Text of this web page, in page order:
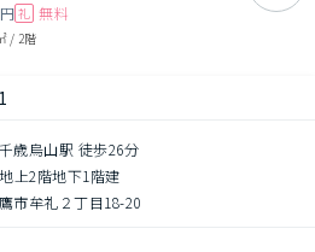
礼 無料
/ 2階
歳烏山駅 徒歩26分
地上2階地下1階建
市牟礼２丁目18-20